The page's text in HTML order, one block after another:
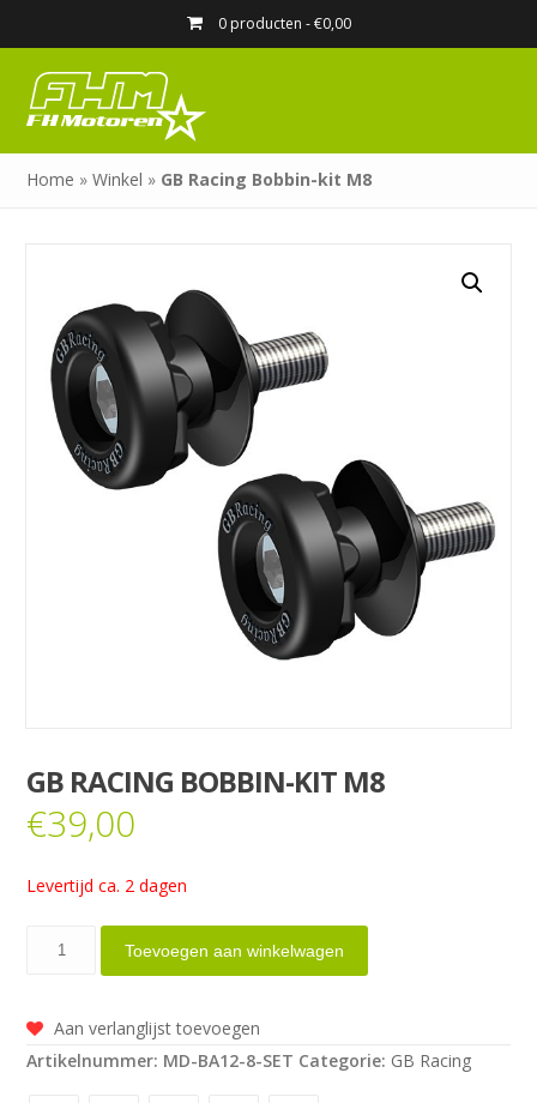
0 producten -€0,00
Home »Winkel » GB Racing Bobbin-kit M8
GB RACING BOBBIN-KIT M8
€39,00
Levertijd ca. 2 dagen
kit
M8
Toevoegen aan winkelwagen
Aan verlanglijst toevoegen
Artikelnummer: MD-BA12-8-SET Categorie: GB Racing